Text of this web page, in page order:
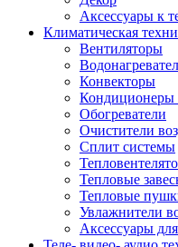
Аксессуары к
Климатическая
Вентиляторы
Конвекторы
Кондиционеры
Обогреватели
Очистители
Сплит системы
Тепловые
Тепловые
Увлажнители
Аксессуары